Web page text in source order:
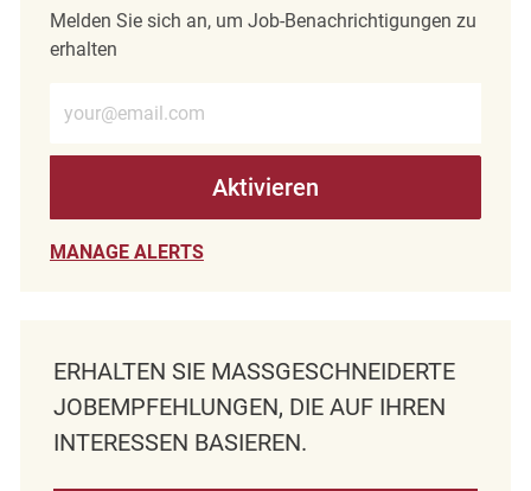
Melden Sie sich an, um Job-Benachrichtigungen zu
erhalten
Aktivieren
MANAGE ALERTS
ERHALTEN SIE MASSGESCHNEIDERTE J
OBEMPFEHLUNGEN, DIE AUF IHREN I
NTERESSEN BASIEREN.